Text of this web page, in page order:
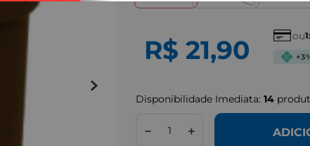
R$ 21,90 ou1
Disponibilidade Imediata:14
＋
－